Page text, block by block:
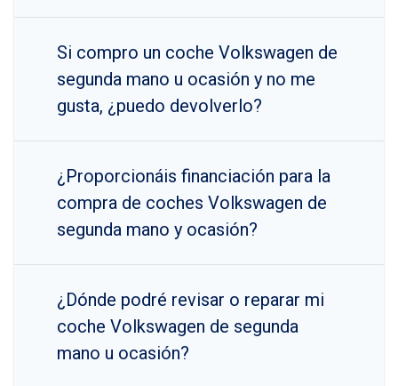
Si compro un coche Volkswagen de
segunda mano u ocasión y no me
gusta, ¿puedo devolverlo?
¿Proporcionáis financiación para la
compra de coches Volkswagen de
segunda mano y ocasión?
¿Dónde podré revisar o reparar mi
coche Volkswagen de segunda
mano u ocasión?